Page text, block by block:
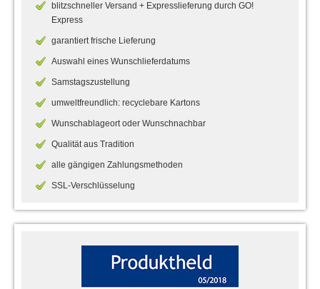
blitzschneller Versand + Expresslieferung durch GO!
Express
garantiert frische Lieferung
Auswahl eines Wunschlieferdatums
Samstagszustellung
umweltfreundlich: recyclebare Kartons
Wunschablageort oder Wunschnachbar
Qualität aus Tradition
alle gängigen Zahlungsmethoden
SSL-Verschlüsselung